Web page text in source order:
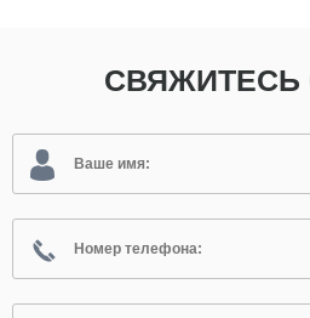
СВЯЖИТЕСЬ